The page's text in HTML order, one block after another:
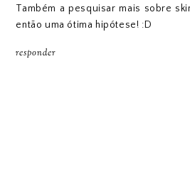
Também a pesquisar mais sobre
então uma ótima hipótese! :D
responder